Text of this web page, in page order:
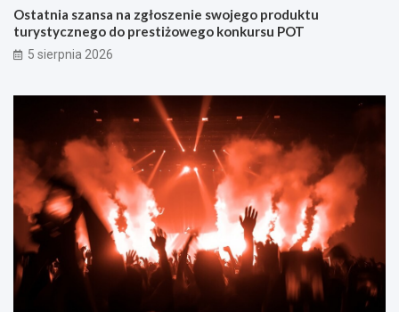
Ostatnia szansa na zgłoszenie swojego produktu
turystycznego do prestiżowego konkursu POT
5 sierpnia 2026